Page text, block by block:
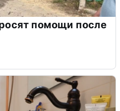
помощи после